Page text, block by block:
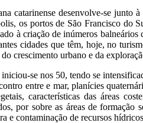
catarinense desenvolve-se junto
os portos de São Francisco do
à criação de inúmeros
cidades que têm, hoje, no
crescimento urbano e da
se nos 50, tendo se
entre e mar, planícies
características das áreas
por sobre as áreas de
e contaminação de recursos